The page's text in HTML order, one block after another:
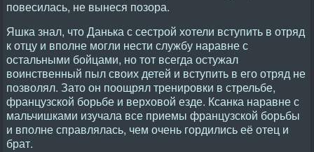
повесилась, не вынеся позора.
Яшка знал, что Данька с сестрой хотели вступить в отряд
к отцу и вполне могли нести службу наравне с
остальными бойцами, но тот всегда остужал
воинственный пыл своих детей и вступить в его отряд не
позволял. Зато он поощрял тренировки в стрельбе,
французской борьбе и верховой езде. Ксанка наравне с
мальчишками изучала все приемы французской борьбы
и вполне справлялась, чем очень гордились её отец и
брат.